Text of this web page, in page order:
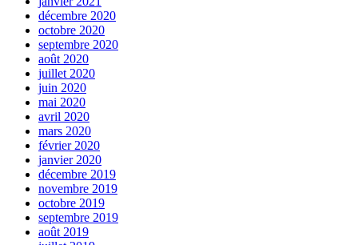
décembre 2020
octobre 2020
septembre 2020
août 2020
juillet 2020
juin 2020
mai 2020
avril 2020
mars 2020
février 2020
janvier 2020
décembre 2019
novembre 2019
octobre 2019
septembre 2019
août 2019